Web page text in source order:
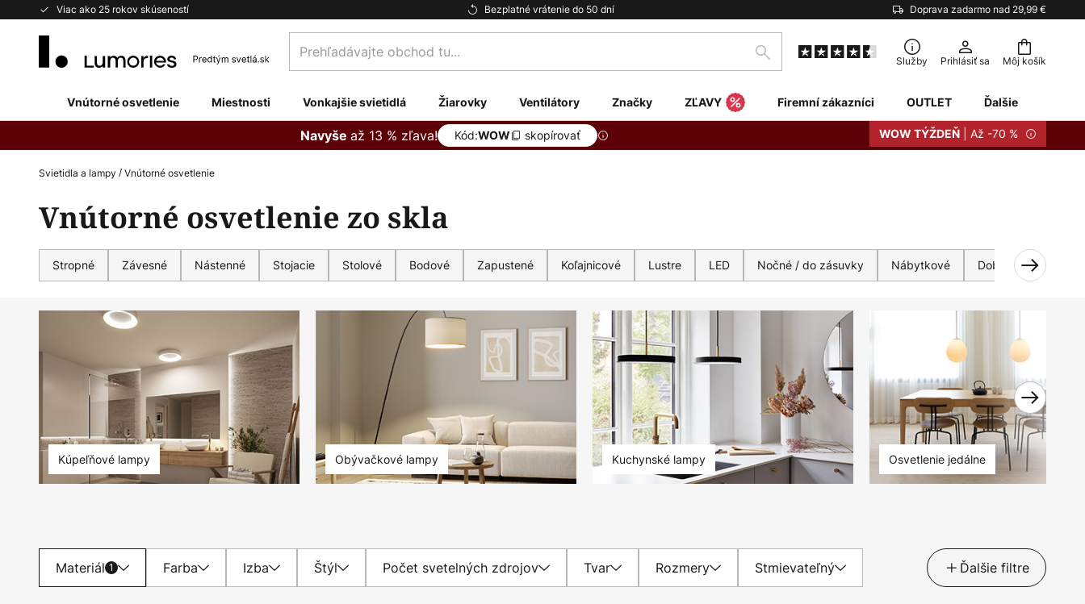
Viac ako 25 rokov skúseností Bezplatné vrátenie do 50 dní Doprava zadarmo nad 29,99 €
Skip
Môj košík
Prehľadávajte
obchod
Hľadať Služby Prihlásiť sa
Vnútorné osvetlenie Miestnosti Vonkajšie svietidlá Žiarovky Ventilátory Značky ZĽAVY Firemní zákazníci OUTLET Ďalšie
Navyše až 13 % zľava! Kód:WOW skopírovať WOW TÝŽDEŇ | Až -70 %
Svietidla a lampy Vnútorné osvetlenie
Vnútorné osvetlenie zo skla
Stropné Závesné Nástenné Stojacie Stolové Bodové Zapustené Koľajnicové Lustre LED Nočné / do zásuvky Nábytkové Dobíjateľné
Kúpeľňové lampy Obývačkové lampy Kuchynské lampy Osvetlenie jedálne
Materiál 1 Farba Izba Štýl Počet svetelných zdrojov Tvar Rozmery Stmievateľný Ďalšie filtre